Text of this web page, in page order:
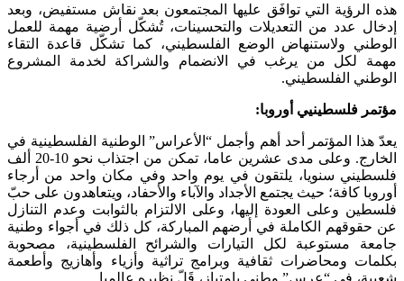
هذه الرؤية التي توافَق عليها المجتمعون بعد نقاش مستفيض، وبعد
إدخال عدد من التعديلات والتحسينات، تُشكّل أرضية مهمة للعمل
الوطني ولاستنهاض الوضع الفلسطيني، كما تشكّل قاعدة التقاء
مهمة لكل من يرغب في الانضمام والشراكة لخدمة المشروع
الوطني الفلسطيني.
مؤتمر فلسطينيي أوروبا:
يعدّ هذا المؤتمر أحد أهم وأجمل “الأعراس” الوطنية الفلسطينية في
الخارج. وعلى مدى عشرين عاما، تمكن من اجتذاب نحو 10-20 ألف
فلسطيني سنويا، يلتقون في يوم واحد وفي مكان واحد من أرجاء
أوروبا كافة؛ حيث يجتمع الأجداد والآباء والأحفاد، ويتعاهدون على حبّ
فلسطين وعلى العودة إليها، وعلى الالتزام بالثوابت وعدم التنازل
عن حقوقهم الكاملة في أرضهم المباركة، كل ذلك في أجواء وطنية
جامعة مستوعبة لكل التيارات والشرائح الفلسطينية، مصحوبة
بكلمات ومحاضرات ثقافية وبرامج تراثية وأزياء وأهازيج وأطعمة
شعبية، في “عرس” وطني بامتياز، قَلّ نظيره عالميا.